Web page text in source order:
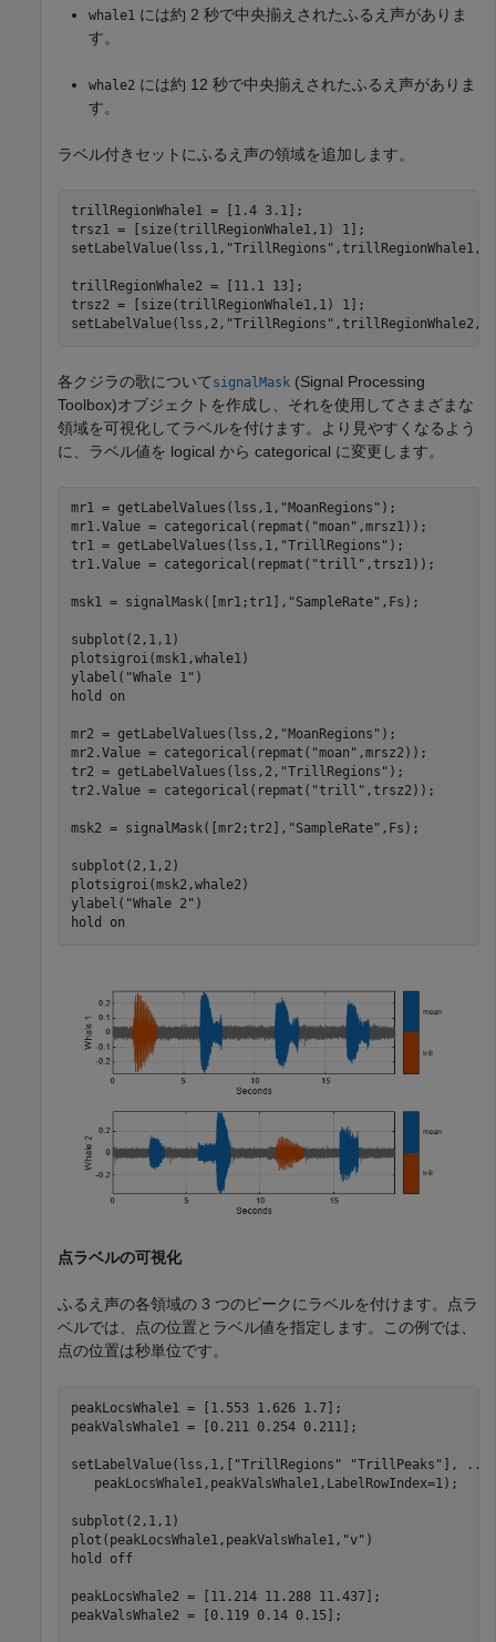
whale1 には約 2 秒で中央揃えされたふるえ声がありま
す。
whale2 には約 12 秒で中央揃えされたふるえ声がありま
す。
ラベル付きセットにふるえ声の領域を追加します。
trillRegionWhale1 = [1.4 3.1];
trsz1 = [size(trillRegionWhale1,1) 1];
setLabelValue(lss,1, "TrillRegions"
trillRegionWhale2 = [11.1 13];
trsz2 = [size(trillRegionWhale1,1) 1];
setLabelValue(lss,2, "TrillRegions"
各クジラの歌について signalMask (Signal Processing
Toolbox)オブジェクトを作成し、それを使用してさまざまな
領域を可視化してラベルを付けます。より見やすくなるよう
に、ラベル値を logical から categorical に変更します。
mr1 = getLabelValues(lss,1, "MoanRegions" );
mr1.Value = categorical(repmat( "moan" ,mrsz1));
tr1 = getLabelValues(lss,1, "TrillRegions" );
tr1.Value = categorical(repmat( "trill" ,trsz1));
msk1 = signalMask([mr1;tr1], "SampleRate" ,Fs);
subplot(2,1,1)
plotsigroi(msk1,whale1)
ylabel( "Whale 1" )
hold
on
mr2 = getLabelValues(lss,2, "MoanRegions" );
mr2.Value = categorical(repmat( "moan" ,mrsz2));
tr2 = getLabelValues(lss,2, "TrillRegions" );
tr2.Value = categorical(repmat( "trill" ,trsz2));
msk2 = signalMask([mr2;tr2], "SampleRate" ,Fs);
subplot(2,1,2)
plotsigroi(msk2,whale2)
ylabel( "Whale 2" )
hold
on
点ラベルの可視化
ふるえ声の各領域の 3 つのピークにラベルを付けます。点ラ
ベルでは、点の位置とラベル値を指定します。この例では、
点の位置は秒単位です。
peakLocsWhale1 = [1.553 1.626 1.7];
peakValsWhale1 = [0.211 0.254 0.211];
setLabelValue(lss,1,[ "TrillRegions" "TrillPeaks" ],
...
   peakLocsWhale1,peakValsWhale1,LabelRowIndex=1);
subplot(2,1,1)
plot(peakLocsWhale1,peakValsWhale1, "v" )
hold
off
peakLocsWhale2 = [11.214 11.288 11.437];
peakValsWhale2 = [0.119 0.14 0.15];